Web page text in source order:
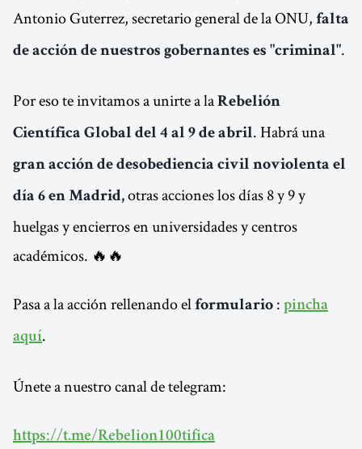
Antonio Guterrez, secretario general de la ONU, falta
de acción de nuestros gobernantes es "criminal".
Por eso te invitamos a unirte a la Rebelión
Científica Global del 4 al 9 de abril. Habrá una
gran acción de desobediencia civil noviolenta el
día 6 en Madrid, otras acciones los días 8 y 9 y
huelgas y encierros en universidades y centros
académicos. 🔥🔥
Pasa a la acción rellenando el formulario : pincha
aquí.
Únete a nuestro canal de telegram:
https://t.me/Rebelion100tifica